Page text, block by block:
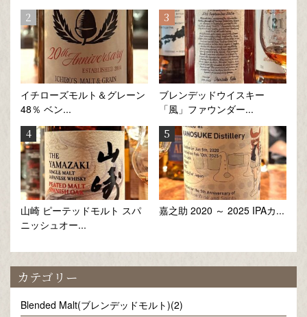
イチローズモルト＆グレーン
48％ ベン...
ブレンデッドウイスキー
「風」ファウンダー...
山崎 ピーテッドモルト スパ
ニッシュオー...
嘉之助 2020 ～ 2025 IPAカ...
カテゴリー
Blended Malt(ブレンデッドモルト)(2)